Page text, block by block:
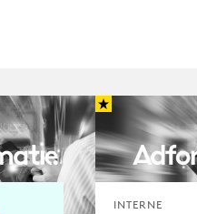
INTERNE